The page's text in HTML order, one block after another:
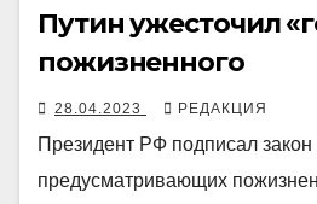
Путин ужесточил
пожизненного
28.04.2023 РЕДАКЦИЯ
Президент РФ подписал
предусматривающих